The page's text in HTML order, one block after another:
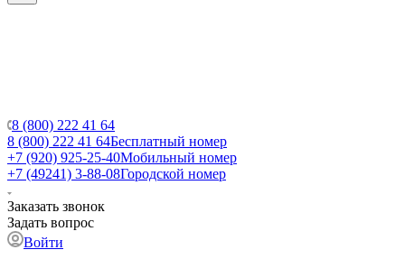
8 (800) 222 41 64
8 (800) 222 41 64Бесплатный номер
+7 (920) 925-25-40Мобильный номер
+7 (49241) 3-88-08Городской номер
Заказать звонок
Задать вопрос
Войти